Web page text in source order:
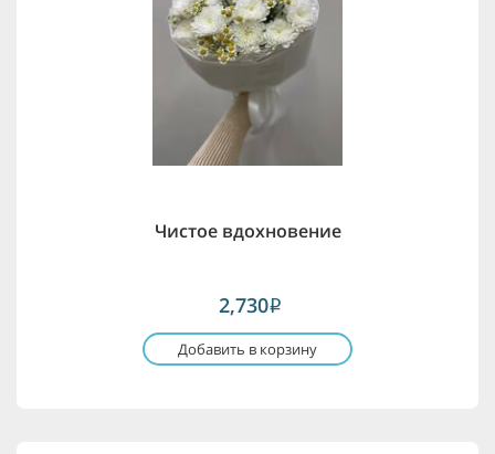
Чистое вдохновение
2,730i
Добавить в корзину